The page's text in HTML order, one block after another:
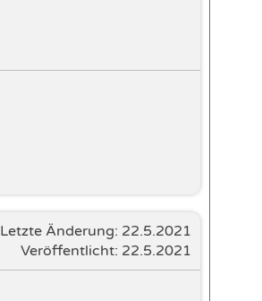
Letzte Änderung: 22.5.2021
Veröffentlicht: 22.5.2021